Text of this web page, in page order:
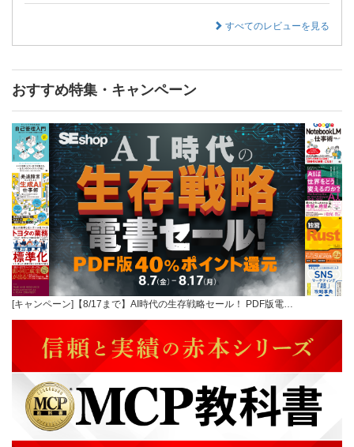
すべてのレビューを見る
おすすめ特集・キャンペーン
[キャンペーン]【8/17まで】AI時代の生存戦略セール！ PDF版電…